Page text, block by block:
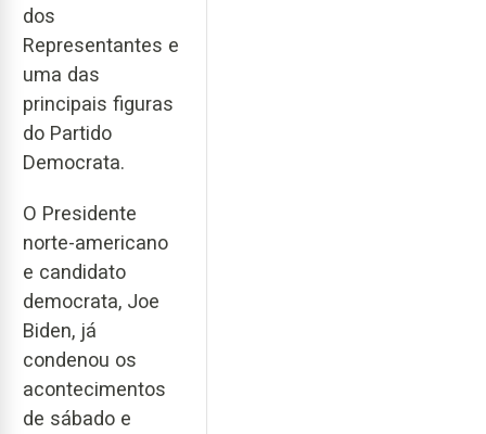
dos
Representantes e
uma das
principais figuras
do Partido
Democrata.
O Presidente
norte-americano
e candidato
democrata, Joe
Biden, já
condenou os
acontecimentos
de sábado e